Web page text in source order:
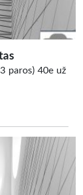
paros) 40e už